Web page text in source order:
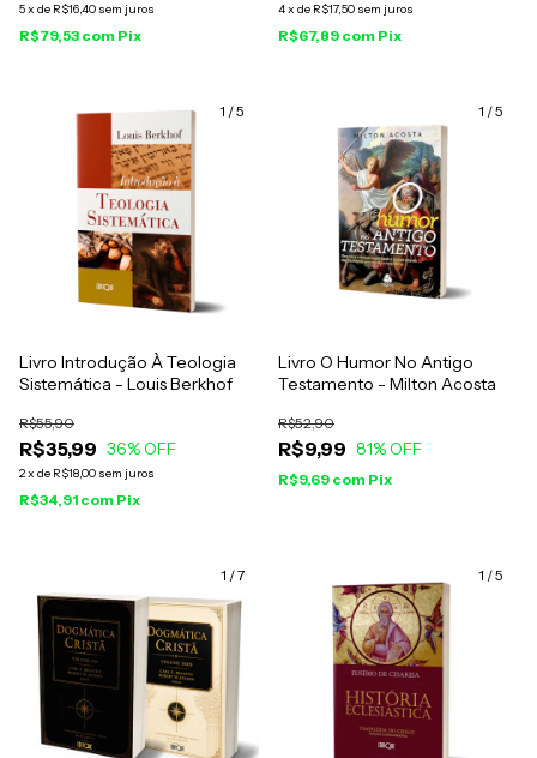
5x de R$16,40 sem juros
R$79,53 com Pix
4x de R$17,50 sem juros
R$67,89 com Pix
1 /5
Livro Introdução À Teologia
Sistemática - Louis Berkhof
R$35,99
R$55,90
36% OFF
2x de R$18,00 sem juros
R$34,91 com Pix
1 /5
Livro O Humor No Antigo
Testamento - Milton Acosta
R$9,99
R$52,90
81% OFF
R$9,69 com Pix
1 /7 1 /5